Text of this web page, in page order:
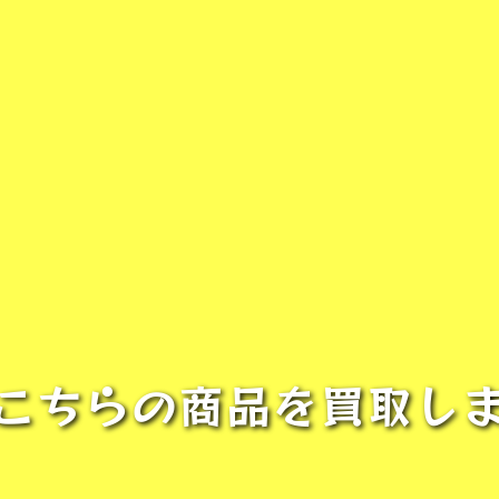
ちらの商品を買取し